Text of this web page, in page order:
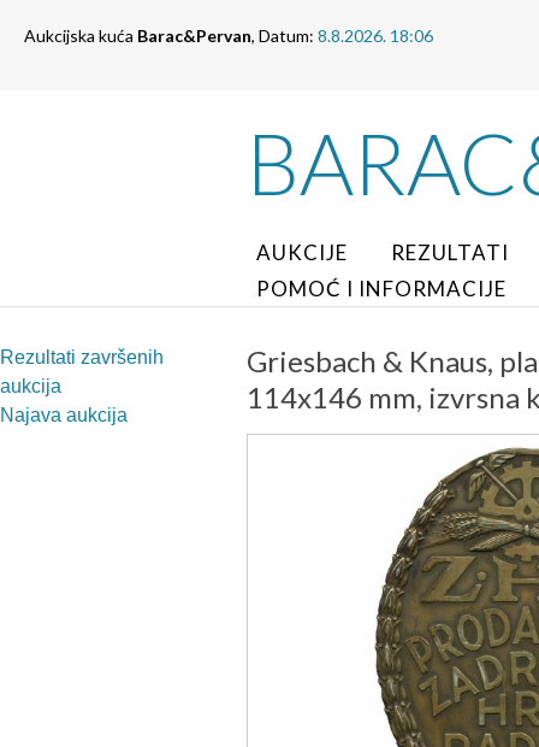
Aukcijska kuća Barac&Pervan, Datum: 8.8.2026. 18:06
AUKCIJE
REZULTATI
POMOĆ I INFORMACIJE
Rezultati završenih
aukcija
Najava aukcija
Griesbach & Knaus,
114x146 mm,